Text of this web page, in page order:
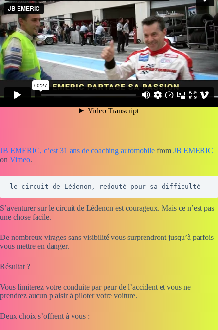
JB EMERIC, c’est 31 ans de coaching automobile from JB EMERIC
on Vimeo.
le circuit de Lédenon, redouté pour sa difficulté
S’aventurer sur le circuit de Lédenon est courageux. Mais ce n’est pas
une chose facile.
De nombreux virages sans visibilité vous surprendront jusqu’à parfois
vous mettre en danger.
Résultat ?
Vous limiterez votre conduite par peur de l’accident et vous ne
prendrez aucun plaisir à piloter votre voiture.
Deux choix s’offrent à vous :